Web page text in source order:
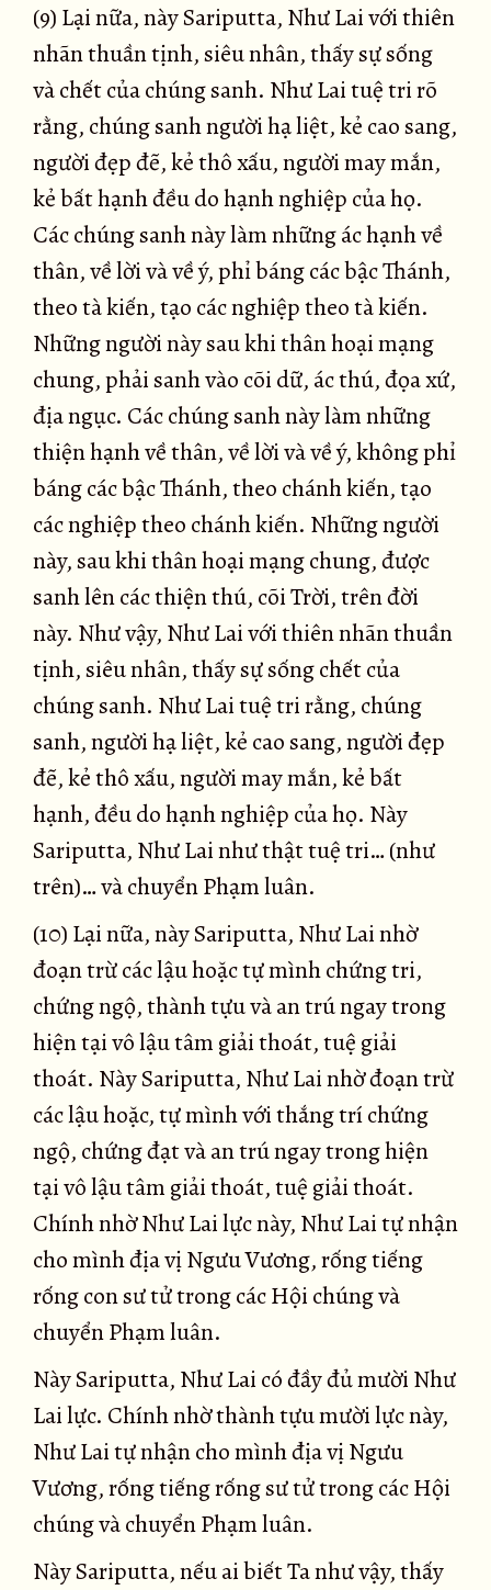
(9) Lại nữa, này Sariputta, Như Lai với thiên
nhãn thuần tịnh, siêu nhân, thấy sự sống
và chết của chúng sanh. Như Lai tuệ tri rõ
rằng, chúng sanh người hạ liệt, kẻ cao sang,
người đẹp đẽ, kẻ thô xấu, người may mắn,
kẻ bất hạnh đều do hạnh nghiệp của họ.
Các chúng sanh này làm những ác hạnh về
thân, về lời và về ý, phỉ báng các bậc Thánh,
theo tà kiến, tạo các nghiệp theo tà kiến.
Những người này sau khi thân hoại mạng
chung, phải sanh vào cõi dữ, ác thú, đọa xứ,
địa ngục. Các chúng sanh này làm những
thiện hạnh về thân, về lời và về ý, không phỉ
báng các bậc Thánh, theo chánh kiến, tạo
các nghiệp theo chánh kiến. Những người
này, sau khi thân hoại mạng chung, được
sanh lên các thiện thú, cõi Trời, trên đời
này. Như vậy, Như Lai với thiên nhãn thuần
tịnh, siêu nhân, thấy sự sống chết của
chúng sanh. Như Lai tuệ tri rằng, chúng
sanh, người hạ liệt, kẻ cao sang, người đẹp
đẽ, kẻ thô xấu, người may mắn, kẻ bất
hạnh, đều do hạnh nghiệp của họ. Này
Sariputta, Như Lai như thật tuệ tri… (như
trên)… và chuyển Phạm luân.
(10) Lại nữa, này Sariputta, Như Lai nhờ
đoạn trừ các lậu hoặc tự mình chứng tri,
chứng ngộ, thành tựu và an trú ngay trong
hiện tại vô lậu tâm giải thoát, tuệ giải
thoát. Này Sariputta, Như Lai nhờ đoạn trừ
các lậu hoặc, tự mình với thắng trí chứng
ngộ, chứng đạt và an trú ngay trong hiện
tại vô lậu tâm giải thoát, tuệ giải thoát.
Chính nhờ Như Lai lực này, Như Lai tự nhận
cho mình địa vị Ngưu Vương, rống tiếng
rống con sư tử trong các Hội chúng và
chuyển Phạm luân.
Này Sariputta, Như Lai có đầy đủ mười Như
Lai lực. Chính nhờ thành tựu mười lực này,
Như Lai tự nhận cho mình địa vị Ngưu
Vương, rống tiếng rống sư tử trong các Hội
chúng và chuyển Phạm luân.
Này Sariputta, nếu ai biết Ta như vậy, thấy